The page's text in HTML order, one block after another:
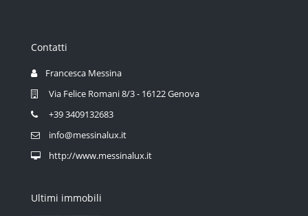
Contatti
Francesca Messina
Via Felice Romani 8/3 - 16122 Genova
+39 3409132683
info@messinalux.it
http://www.messinalux.it
Ultimi immobili